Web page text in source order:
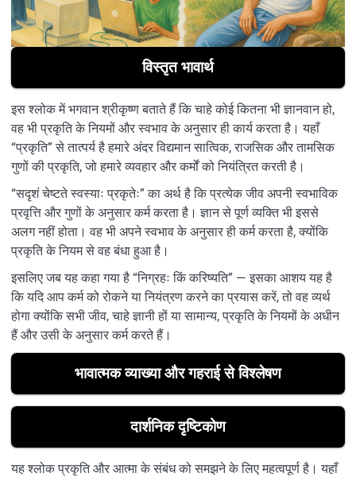
विस्तृत भावार्थ
इस श्लोक में भगवान श्रीकृष्ण बताते हैं कि चाहे कोई कितना भी ज्ञानवान हो,
वह भी प्रकृति के नियमों और स्वभाव के अनुसार ही कार्य करता है। यहाँ
“प्रकृति” से तात्पर्य है हमारे अंदर विद्यमान सात्विक, राजसिक और तामसिक
गुणों की प्रकृति, जो हमारे व्यवहार और कर्मों को नियंत्रित करती है।
“सदृशं चेष्टते स्वस्याः प्रकृतेः” का अर्थ है कि प्रत्येक जीव अपनी स्वभाविक
प्रवृत्ति और गुणों के अनुसार कर्म करता है। ज्ञान से पूर्ण व्यक्ति भी इससे
अलग नहीं होता। वह भी अपने स्वभाव के अनुसार ही कर्म करता है, क्योंकि
प्रकृति के नियम से वह बंधा हुआ है।
इसलिए जब यह कहा गया है “निग्रहः किं करिष्यति” — इसका आशय यह है
कि यदि आप कर्म को रोकने या नियंत्रण करने का प्रयास करें, तो वह व्यर्थ
होगा क्योंकि सभी जीव, चाहे ज्ञानी हों या सामान्य, प्रकृति के नियमों के अधीन
हैं और उसी के अनुसार कर्म करते हैं।
भावात्मक व्याख्या और गहराई से विश्लेषण
दार्शनिक दृष्टिकोण
यह श्लोक प्रकृति और आत्मा के संबंध को समझने के लिए महत्वपूर्ण है। यहाँ